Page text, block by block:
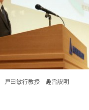
戸田敏行教授 趣旨説明